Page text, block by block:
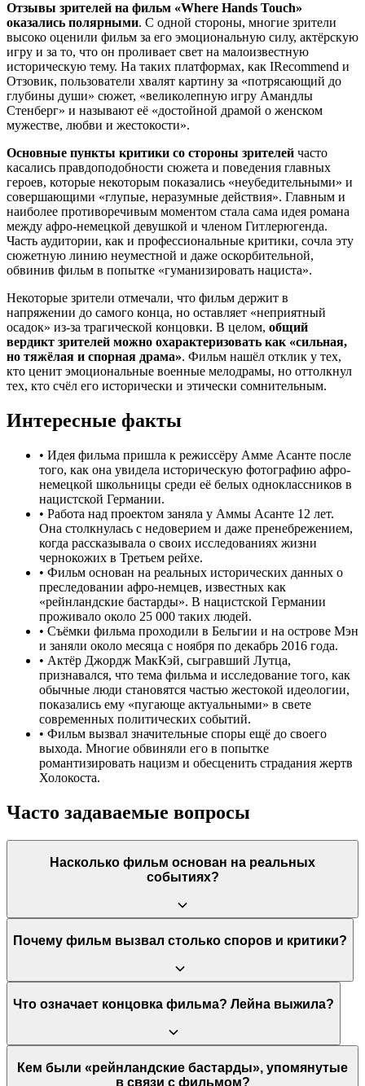
Отзывы зрителей на фильм «Where Hands Touch»
оказались полярными. С одной стороны, многие зрители
высоко оценили фильм за его эмоциональную силу, актёрскую
игру и за то, что он проливает свет на малоизвестную
историческую тему. На таких платформах, как IRecommend и
Отзовик, пользователи хвалят картину за «потрясающий до
глубины души» сюжет, «великолепную игру Амандлы
Стенберг» и называют её «достойной драмой о женском
мужестве, любви и жестокости».
Основные пункты критики со стороны зрителей часто
касались правдоподобности сюжета и поведения главных
героев, которые некоторым показались «неубедительными» и
совершающими «глупые, неразумные действия». Главным и
наиболее противоречивым моментом стала сама идея романа
между афро-немецкой девушкой и членом Гитлерюгенда.
Часть аудитории, как и профессиональные критики, сочла эту
сюжетную линию неуместной и даже оскорбительной,
обвинив фильм в попытке «гуманизировать нациста».
Некоторые зрители отмечали, что фильм держит в
напряжении до самого конца, но оставляет «неприятный
осадок» из-за трагической концовки. В целом, общий
вердикт зрителей можно охарактеризовать как «сильная,
но тяжёлая и спорная драма». Фильм нашёл отклик у тех,
кто ценит эмоциональные военные мелодрамы, но оттолкнул
тех, кто счёл его исторически и этически сомнительным.
Интересные факты
• Идея фильма пришла к режиссёру Амме Асанте после
того, как она увидела историческую фотографию афро-
немецкой школьницы среди её белых одноклассников в
нацистской Германии.
• Работа над проектом заняла у Аммы Асанте 12 лет.
Она столкнулась с недоверием и даже пренебрежением,
когда рассказывала о своих исследованиях жизни
чернокожих в Третьем рейхе.
• Фильм основан на реальных исторических данных о
преследовании афро-немцев, известных как
«рейнландские бастарды». В нацистской Германии
проживало около 25 000 таких людей.
• Съёмки фильма проходили в Бельгии и на острове Мэн
и заняли около месяца с ноября по декабрь 2016 года.
• Актёр Джордж МакКэй, сыгравший Лутца,
признавался, что тема фильма и исследование того, как
обычные люди становятся частью жестокой идеологии,
показались ему «пугающе актуальными» в свете
современных политических событий.
• Фильм вызвал значительные споры ещё до своего
выхода. Многие обвиняли его в попытке
романтизировать нацизм и обесценить страдания жертв
Холокоста.
Часто задаваемые вопросы
Насколько фильм основан на реальных
событиях?
Фильм основан на реальном историческом факте
рейхе. Однако история любви Лейны и Лутца является
вымышленной. Режиссёр Амма Асанте использовала этот
вымышленный сюжет, чтобы исследовать реальные
исторические условия и проблемы, с которыми сталкивались
Почему фильм вызвал столько споров и критики?
Основная причина споров — изображение романтических
Критики и часть зрителей сочли, что это «романтизирует» и
«гуманизирует» нациста, умаляя ужасы режима. Создатели
фильма, в свою очередь, утверждали, что их целью было
показать сложность человеческой натуры и исследовать, как
Что означает концовка фильма? Лейна выжила?
Да, Лейна выживает. В финале её спасают американские
солдаты, и она рожает ребёнка от Лутца. Концовка
Кем были «рейнландские бастарды», упомянутые
в связи с фильмом?